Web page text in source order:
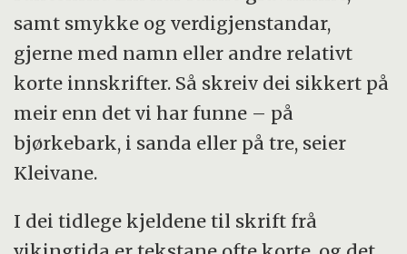
samt smykke og verdigjenstandar,
gjerne med namn eller andre relativt
korte innskrifter. Så skreiv dei sikkert på
meir enn det vi har funne – på
bjørkebark, i sanda eller på tre, seier
Kleivane.
I dei tidlege kjeldene til skrift frå